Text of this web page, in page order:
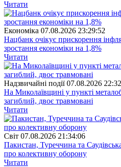
Читати
Економіка 07.08.2026 23:29:52
Нацбанк очікує прискорення
зростання економіки на 1,8%
Читати
Надзвичайні події 07.08.2026
На Миколаївщині у пункті
загиблий, двоє травмовані
Читати
Свiт 07.08.2026 21:34:06
Пакистан, Туреччина та
про колективну оборону
Читати